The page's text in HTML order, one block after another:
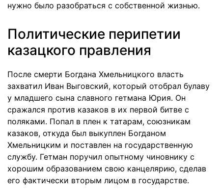
нужно было разобраться с собственной жизнью.
Политические перипетии
казацкого правления
После смерти Богдана Хмельницкого власть
захватил Иван Выговский, который отобрал булаву
у младшего сына славного гетмана Юрия. Он
сражался против казаков в их первой битве с
поляками. Попал в плен к татарам, союзникам
казаков, откуда был выкуплен Богданом
Хмельницким и поставлен на государственную
службу. Гетман поручил опытному чиновнику с
хорошим образованием свою канцелярию, сделав
его фактически вторым лицом в государстве.